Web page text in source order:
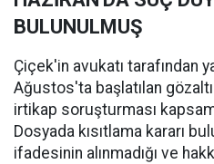
BULUNULMUŞ
Çiçek'in avukatı tarafından
Ağustos'ta başlatılan
irtikap soruşturması
Dosyada kısıtlama kararı
ifadesinin alınmadığı ve